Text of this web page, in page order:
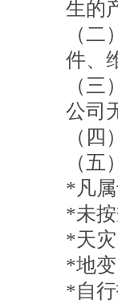
生的
（
件、
（
公司
（
（
*凡
*未
*天
*地
*自